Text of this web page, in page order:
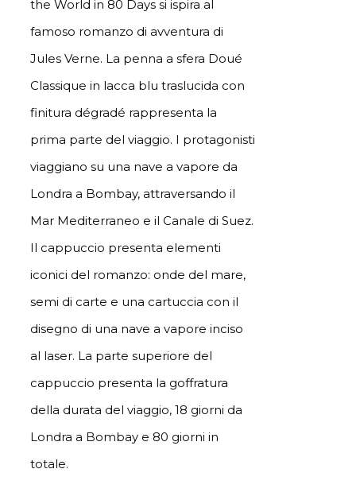
the World in 80 Days si ispira al
famoso romanzo di avventura di
Jules Verne. La penna a sfera Doué
Classique in lacca blu traslucida con
finitura dégradé rappresenta la
prima parte del viaggio. I protagonisti
viaggiano su una nave a vapore da
Londra a Bombay, attraversando il
Mar Mediterraneo e il Canale di Suez.
Il cappuccio presenta elementi
iconici del romanzo: onde del mare,
semi di carte e una cartuccia con il
disegno di una nave a vapore inciso
al laser. La parte superiore del
cappuccio presenta la goffratura
della durata del viaggio, 18 giorni da
Londra a Bombay e 80 giorni in
totale.